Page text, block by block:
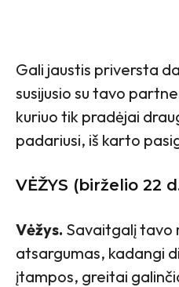
Gali jaustis priversta
susijusio su tavo
kuriuo tik pradėjai
padariusi, iš karto
VĖŽYS (birželio 22
Vėžys. Savaitgalį tavo
atsargumas, kadangi
įtampos, greitai